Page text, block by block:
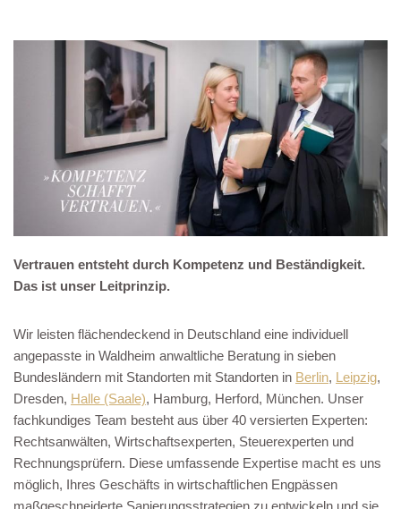
Vertrauen entsteht durch Kompetenz und Beständigkeit.
Das ist unser Leitprinzip.
Wir leisten flächendeckend in Deutschland eine individuell
angepasste in Waldheim anwaltliche Beratung in sieben
Bundesländern mit Standorten mit Standorten in Berlin, Leipzig,
Dresden, Halle (Saale), Hamburg, Herford, München. Unser
fachkundiges Team besteht aus über 40 versierten Experten:
Rechtsanwälten, Wirtschaftsexperten, Steuerexperten und
Rechnungsprüfern. Diese umfassende Expertise macht es uns
möglich, Ihres Geschäfts in wirtschaftlichen Engpässen